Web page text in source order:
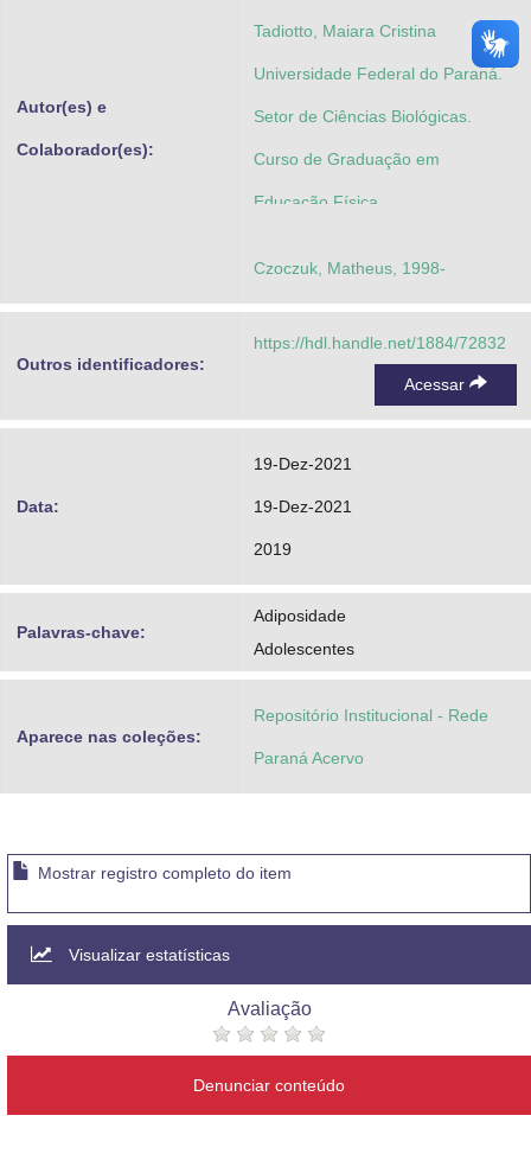
Autor(es) e
Colaborador(es):
Tadiotto, Maiara Cristina
Universidade Federal do Paraná.
Setor de Ciências Biológicas.
Curso de Graduação em
Educação Física
Czoczuk, Matheus, 1998-
Outros identificadores:
https://hdl.handle.net/1884/72832
Acessar
Data:
19-Dez-2021
19-Dez-2021
2019
Palavras-chave:
Adiposidade
Adolescentes
Aparece nas coleções:
Repositório Institucional - Rede
Paraná Acervo
Mostrar registro completo do item
Visualizar estatísticas
Avaliação
Denunciar conteúdo